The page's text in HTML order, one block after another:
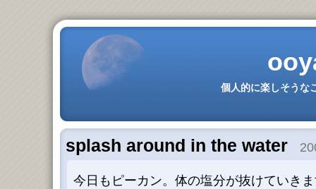
個人的に楽しそうな
splash around in the water
今日もピーカン。体の塩分が抜けていき